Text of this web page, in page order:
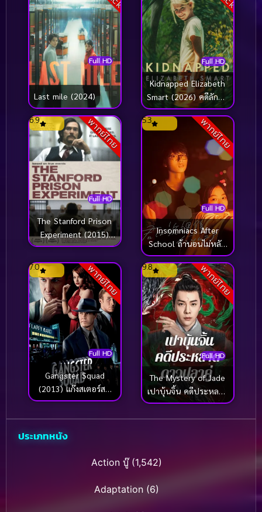
Full HD
Last mile (2024)
Full HD
Kidnapped Elizabeth
Smart (2026) คดีลักพา
ตัว เอลิซาเบธ สมาร์ท
พากย์ไทย
Full HD
6.9
The Stanford Prison
Experiment (2015)
[Subthai ซับไทย]
พากย์ไทย
Full HD
5.3
Insomniacs After
School ถ้านอนไม่หลับ
ไปนับดาวกันไหม
(2024)
พากย์ไทย
Full HD
7.0
Gangster Squad
(2013) แก๊งสเตอร์สค
วอด
พากย์ไทย
Full HD
9.8
The Mystery of Jade
เปาบุ้นจิ้น คดีประหลาด
ดาวปลาคู่ (2024)
ประเภทหนัง
Action บู๊(1,542)
Adaptation (6)